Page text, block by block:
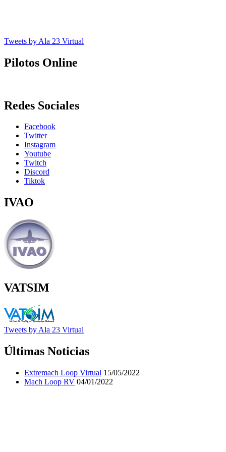
Tweets by Ala 23 Virtual
Pilotos Online
Redes Sociales
Facebook
Twitter
Instagram
Youtube
Twitch
Discord
Tiktok
IVAO
VATSIM
Tweets by Ala 23 Virtual
Últimas Noticias
Extremach Loop Virtual 15/05/2022
Mach Loop RV 04/01/2022